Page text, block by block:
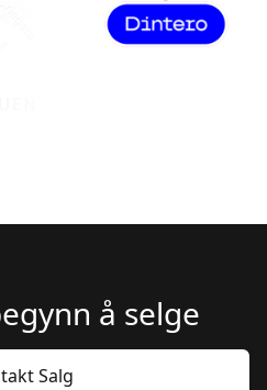
å selge
Salg